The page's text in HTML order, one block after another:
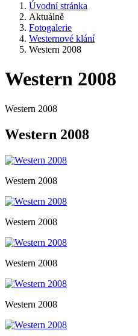
Úvodní stránka
Aktuálně
Fotogalerie
Westernové klání
Western 2008
Western 2008
Western 2008
Western 2008
Western 2008
Western 2008
Western 2008
Western 2008